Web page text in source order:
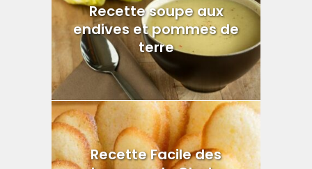
Recette soupe aux
endives et pommes de
terre
Recette Facile des